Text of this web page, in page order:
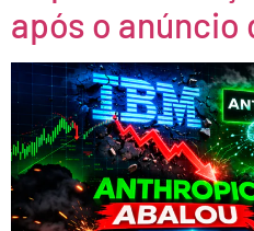
após o